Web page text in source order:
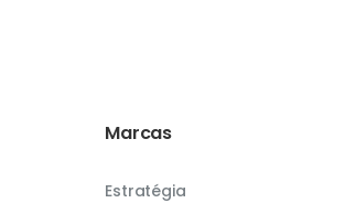
Marcas
Estratégia